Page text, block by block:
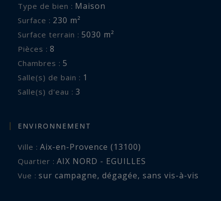
Type de bien : Maison
Surface : 230 m²
Surface terrain : 5030 m²
Pièces : 8
Chambres : 5
Salle(s) de bain : 1
Salle(s) d'eau : 3
ENVIRONNEMENT
Ville : Aix-en-Provence (13100)
Quartier : AIX NORD - EGUILLES
Vue : sur campagne, dégagée, sans vis-à-vis